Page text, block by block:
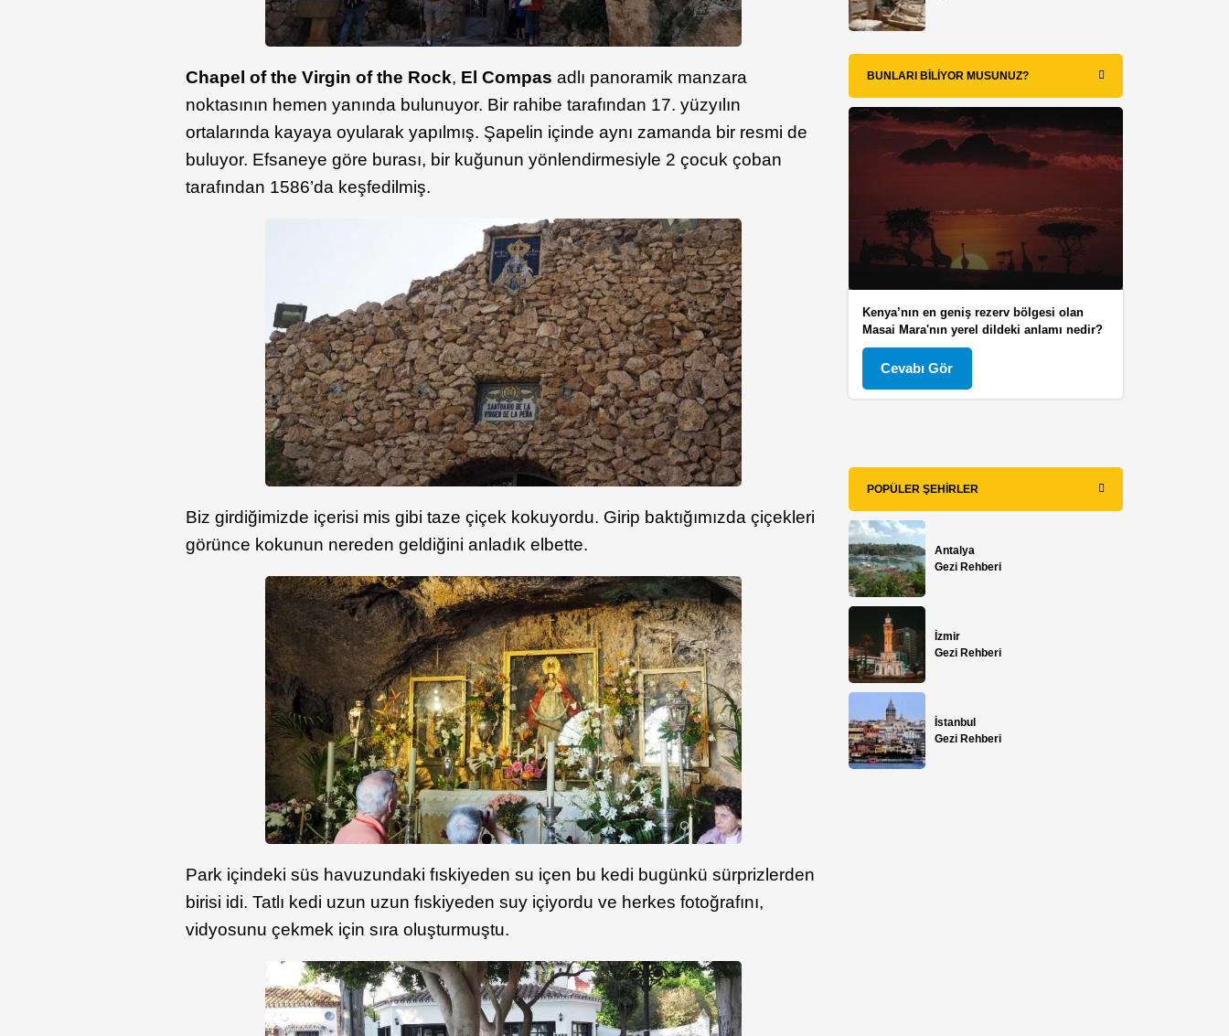
Chapel of the Virgin of the Rock, El Compas adlı panoramik manzara
noktasının hemen yanında bulunuyor. Bir rahibe tarafından 17. yüzyılın
ortalarında kayaya oyularak yapılmış. Şapelin içinde aynı zamanda bir resmi de
buluyor. Efsaneye göre burası, bir kuğunun yönlendirmesiyle 2 çocuk çoban
tarafından 1586’da keşfedilmiş.
Biz girdiğimizde içerisi mis gibi taze çiçek kokuyordu. Girip baktığımızda çiçekleri
görünce kokunun nereden geldiğini anladık elbette.
Park içindeki süs havuzundaki fıskiyeden su içen bu kedi bugünkü sürprizlerden
birisi idi. Tatlı kedi uzun uzun fıskiyeden suy içiyordu ve herkes fotoğrafını,
vidyosunu çekmek için sıra oluşturmuştu.
BUNLARI BILIYOR MUSUNUZ?
Kenya’nın en geniş rezerv bölgesi olan
Masai Mara'nın yerel dildeki anlamı nedir?
Cevabı Gör
POPÜLER ŞEHIRLER
Antalya
Gezi Rehberi
İzmir
Gezi Rehberi
İstanbul
Gezi Rehberi